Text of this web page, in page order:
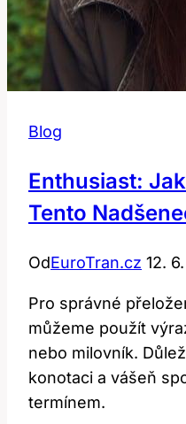
Blog
Enthusiast:
Tento
OdEuroTran.cz 12.
Pro správné
můžeme použít
nebo milovník.
konotaci a vášeň
termínem.